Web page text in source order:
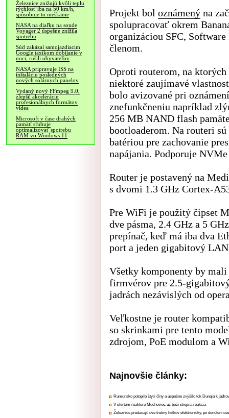
Železnice znižujú kvôli teplu
rýchlosť iba na 50 km/h,
spôsobuje to meškanie
NASA na diaľku na sonde
Voyager 2 úspešne znížila
spotrebu
Súd zakázal samojazdiacim
Google taxíkom dobíjanie v
noci, rušili obyvateľov
NASA pripravuje ISS na
inštaláciu posledných
nových solárnych panelov
Vydaný nový FFmpeg 9.0,
zlepšil akceleráciu
profesionálnych formátov
videa
Microsoft v čase drahých
pamätí sľubuje
optimalizovať spotrebu
RAM vo Windows 11
Projekt bol oznámený na
spolupracovať okrem
organizáciou SFC,
členom.
Oproti routerom, na ktorých
niektoré zaujímavé
bolo avizované pri
znefunkčneniu napríklad
256 MB NAND flash
bootloaderom. Na routeri
batériou pre zachovanie
napájania. Podporuje
Router je postavený na
s dvomi 1.3 GHz Cortex-
Pre WiFi je použitý čipset
dve pásma, 2.4 GHz a 5
prepínač, keď má iba dva
port a jeden gigabitový
Všetky komponenty by
firmvérov pre 2.5-
jadrách nezávislých od
Veľkostne je router
so skrinkami pre tento
zdrojom, PoE modulom a
Najnovšie články:
Rumunsko potopilo štyri člny a úspešne zvýšilo tok Dunaja k
V štvrtom reaktore Mochoviec už beží štiepna reakcia
Železnice predávajú dve tretiny lístkov elektronicky, po donútení